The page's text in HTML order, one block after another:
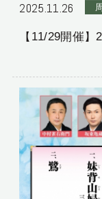
2025.11.26
【11/29開催